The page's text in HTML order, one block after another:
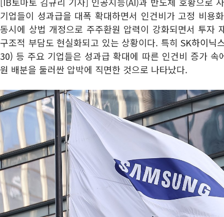
기업들이 성과급을 대폭 확대하면서 인건비가 고정 비용
동시에 상법 개정으로 주주환원 압력이 강화되면서 투자
구조적 부담도 현실화되고 있는 상황이다. 특히SK하이닉
30) 등 주요 기업들은 성과급 확대에 따른 인건비 증가 속
원 배분을 둘러싼 압박에 직면한 것으로 나타났다.